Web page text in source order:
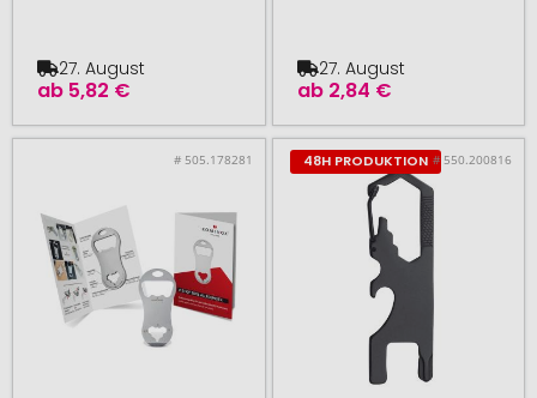
ab 5,82 €
27. August
ab 2,84 €
27. August
# 505.178281 48H PRODUKTION # 550.200816